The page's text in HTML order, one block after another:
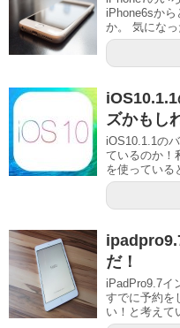
iPhone6sか
か。 気になっ
ズかもし
iOS10.1.1の
ているのか！
を使っている
だ！
iPadPro9.7イ
すでに予約を
い！と考えて